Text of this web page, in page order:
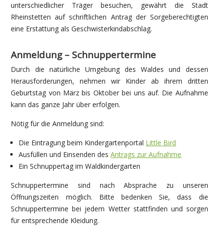
unterschiedlicher Träger besuchen, gewährt die Stadt
Rheinstetten auf schriftlichen Antrag der Sorgeberechtigten
eine Erstattung als Geschwisterkindabschlag.
Anmeldung – Schnuppertermine
Durch die natürliche Umgebung des Waldes und dessen
Herausforderungen, nehmen wir Kinder ab ihrem dritten
Geburtstag von März bis Oktober bei uns auf. Die Aufnahme
kann das ganze Jahr über erfolgen.
Nötig für die Anmeldung sind:
Die Eintragung beim Kindergartenportal Little Bird
Ausfüllen und Einsenden desAntrags zur Aufnahme
Ein Schnuppertag im Waldkindergarten
Schnuppertermine sind nach Absprache zu unseren
Öffnungszeiten möglich. Bitte bedenken Sie, dass die
Schnuppertermine bei jedem Wetter stattfinden und sorgen
für entsprechende Kleidung.